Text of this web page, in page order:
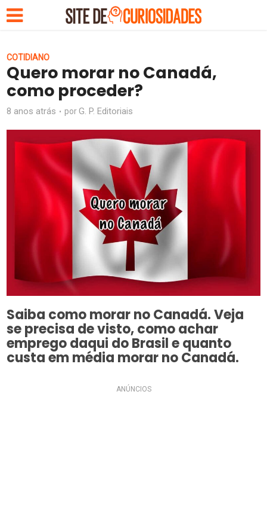
COTIDIANO
Quero morar no Canadá,
como proceder?
8 anos atrás porG. P. Editoriais
Saiba como morar no Canadá. Veja
se precisa de visto, como achar
emprego daqui do Brasil e quanto
custa em média morar no Canadá.
ANÚNCIOS